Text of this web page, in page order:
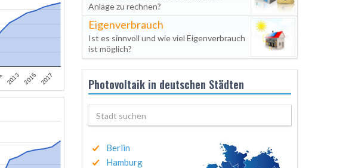
2013 2015 2017
Anlage zu rechnen?
Eigenverbrauch
Ist es sinnvoll und wie viel Eigenverbrauch
ist möglich?
Photovoltaik in deutschen Städten
Berlin
Hamburg